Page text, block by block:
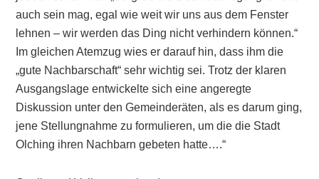
auch sein mag, egal wie weit wir uns aus dem Fenster
lehnen – wir werden das Ding nicht verhindern können.“
Im gleichen Atemzug wies er darauf hin, dass ihm die
„gute Nachbarschaft“ sehr wichtig sei. Trotz der klaren
Ausgangslage entwickelte sich eine angeregte
Diskussion unter den Gemeinderäten, als es darum ging,
jene Stellungnahme zu formulieren, um die die Stadt
Olching ihren Nachbarn gebeten hatte….“